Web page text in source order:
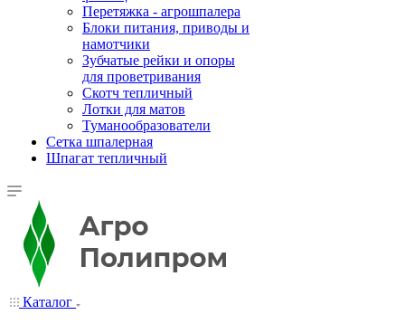
Перетяжка - агрошпалера
Блоки питания, приводы и
намотчики
Зубчатые рейки и опоры
для проветривания
Скотч тепличный
Лотки для матов
Туманообразователи
Сетка шпалерная
Шпагат тепличный
Каталог